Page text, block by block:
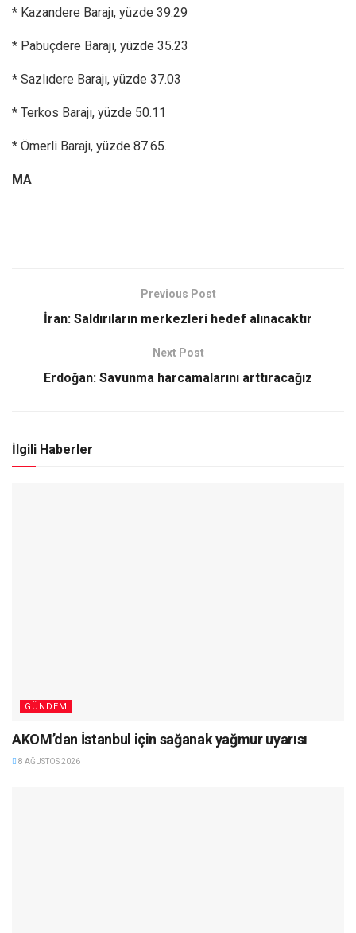
* Kazandere Barajı, yüzde 39.29
* Pabuçdere Barajı, yüzde 35.23
* Sazlıdere Barajı, yüzde 37.03
* Terkos Barajı, yüzde 50.11
* Ömerli Barajı, yüzde 87.65.
MA
Previous Post
İran: Saldırıların merkezleri hedef alınacaktır
Next Post
Erdoğan: Savunma harcamalarını arttıracağız
İlgili Haberler
GÜNDEM
AKOM’dan İstanbul için sağanak yağmur uyarısı
8 AĞUSTOS 2026